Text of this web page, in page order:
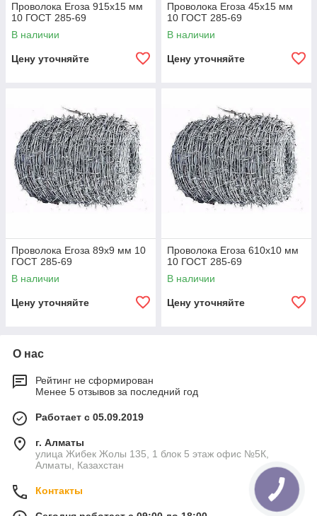
Проволока Егоза 915x15 мм
10 ГОСТ 285-69
В наличии
Цену уточняйте
Проволока Егоза 45x15 мм
10 ГОСТ 285-69
В наличии
Цену уточняйте
Проволока Егоза 89x9 мм 10
ГОСТ 285-69
В наличии
Цену уточняйте
Проволока Егоза 610x10 мм
10 ГОСТ 285-69
В наличии
Цену уточняйте
О нас
Рейтинг не сформирован
Менее 5 отзывов за последний год
Работает с 05.09.2019
г. Алматы
улица Жибек Жолы 135, 1 блок 5 этаж офис №5К,
Алматы, Казахстан
Контакты